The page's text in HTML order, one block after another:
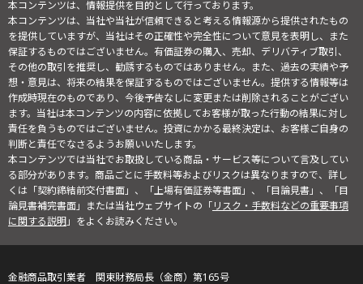
本コンテンツは、情報提供を目的として行っております。
本コンテンツは、当社や当社が信頼できると考える情報源から提供されたもの
を提供していますが、当社はその正確性や完全性について意見を表明し、また
保証するものではございません。有価証券の購入、売却、デリバティブ取引、
その他の取引を推奨し、勧誘するものではありません。また、過去の実績や予
想・意見は、将来の結果を保証するものではございません。提供する情報等は
作成時現在のものであり、今後予告なしに変更または削除されることがござい
ます。当社は本コンテンツの内容に依拠してお客様が取った行動の結果に対し
責任を負うものではございません。投資にかかる最終決定は、お客様ご自身の
判断と責任でなさるようお願いいたします。
本コンテンツでは当社でお取扱している商品・サービス等について言及してい
る部分があります。商品ごとに手数料等およびリスクは異なりますので、詳し
くは「契約締結前交付書面」、「上場有価証券等書面」、「目論見書」、「目
論見書補完書面」または当社ウェブサイトの「リスク・手数料などの重要事項
に関する説明」をよくお読みください。
金融商品取引業者 関東財務局長（金商）第165号